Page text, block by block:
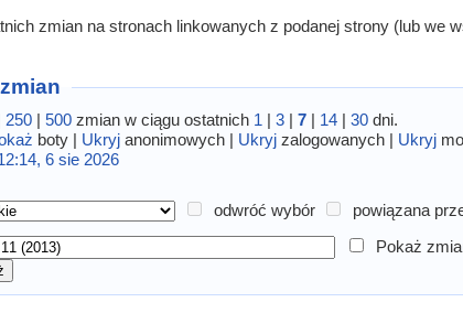
zmian na stronach linkowanych z podanej strony (lub we
250 |500 zmian w ciągu ostatnich 1 |3 |7 | 14 |30 dni.
boty | Ukryj anonimowych | Ukryj zalogowanych | Ukryj
6 sie 2026
odwróć wybór
powiązana
Pokaż